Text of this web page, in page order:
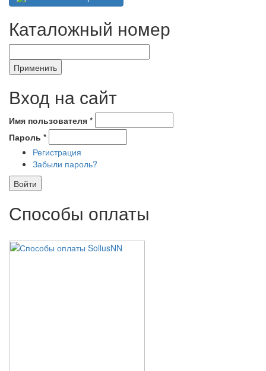
Каталожный номер
Вход на сайт
Имя пользователя *
Пароль *
Регистрация
Забыли пароль?
Способы оплаты